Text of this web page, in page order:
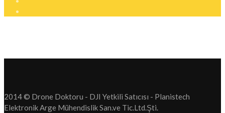
2014 © Drone Doktoru - DJI Yetkili Satıcısı - Planistech
Elektronik Arge Mühendislik San.ve Tic.Ltd.Şti.